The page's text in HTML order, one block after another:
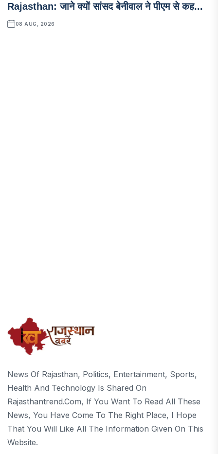
Rajasthan: जाने क्यों सांसद बेनीवाल ने पीएम से कह...
08 AUG, 2026
News Of Rajasthan, Politics, Entertainment, Sports,
Health And Technology Is Shared On
Rajasthantrend.com, If You Want To Read All These
News, You Have Come To The Right Place, I Hope
That You Will Like All The Information Given On This
Website.